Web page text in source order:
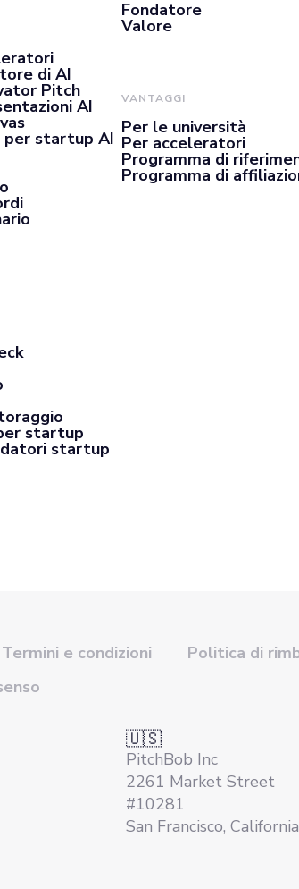
di AI
Pitch
AI
per startup AI
startup
startup
Fondatore
Valore
VANTAGGI
Per le università
Per acceleratori
Programma di
Programma di
Termini e condizioni Politica di
🇺🇸
PitchBob Inc
2261 Market Street
#10281
San Francisco,